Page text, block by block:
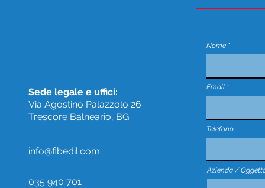
Sede legale e uffici:
Via Agostino Palazzolo 26
Trescore Balneario, BG
info@fibedil.com
035 940 701
Nome
Email
Telefono
Azienda /